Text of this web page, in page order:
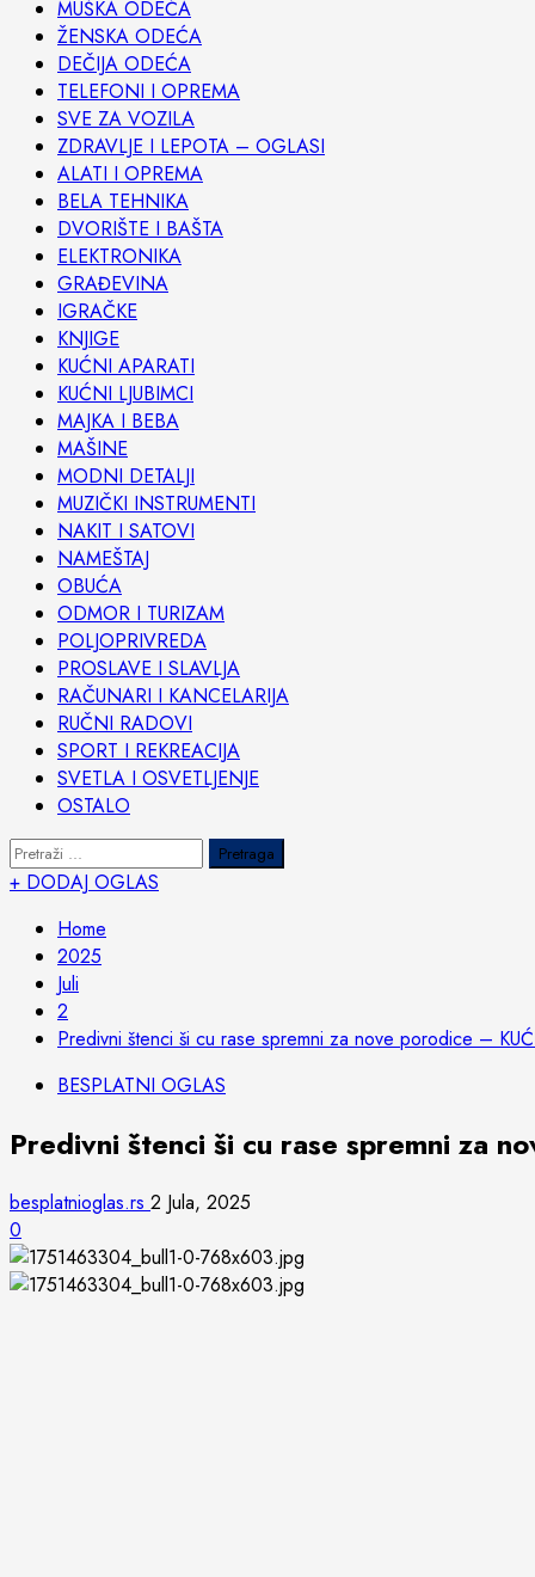
MUŠKA ODEĆA
ŽENSKA ODEĆA
DEČIJA ODEĆA
TELEFONI I OPREMA
SVE ZA VOZILA
ZDRAVLJE I LEPOTA – OGLASI
ALATI I OPREMA
BELA TEHNIKA
DVORIŠTE I BAŠTA
ELEKTRONIKA
GRAĐEVINA
IGRAČKE
KNJIGE
KUĆNI APARATI
KUĆNI LJUBIMCI
MAJKA I BEBA
MAŠINE
MODNI DETALJI
MUZIČKI INSTRUMENTI
NAKIT I SATOVI
NAMEŠTAJ
OBUĆA
ODMOR I TURIZAM
POLJOPRIVREDA
PROSLAVE I SLAVLJA
RAČUNARI I KANCELARIJA
RUČNI RADOVI
SPORT I REKREACIJA
SVETLA I OSVETLJENJE
OSTALO
Pretraga:
+ DODAJ OGLAS
Home
2025
Juli
2
Predivni štenci ši cu rase spremni za nove porodice –
BESPLATNI OGLAS
Predivni štenci ši cu rase spremni za
besplatnioglas.rs 2 Jula, 2025
0